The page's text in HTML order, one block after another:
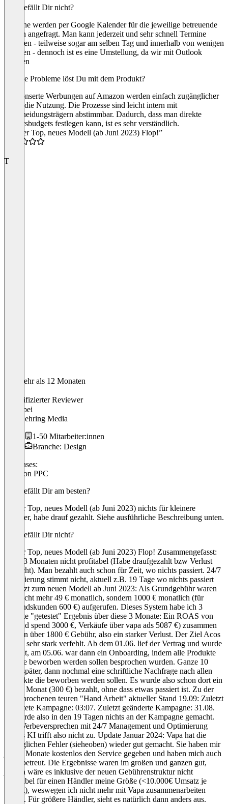
Was gefällt Dir nicht?
Termine werden per Google Kalender für die jeweilige betreuende
Person angefragt. Man kann jederzeit und sehr schnell Termine
ansetzen - teilweise sogar am selben Tag und innerhalb von wenigen
Stunden - dennoch ist es eine Umstellung, da wir mit Outlook
arbeiten
Welche Probleme löst Du mit dem Produkt?
Gesponserte Werbungen auf Amazon werden einfach zugänglicher
durch die Nutzung. Die Prozesse sind leicht intern mit
Entscheidungsträgern abstimmbar. Dadurch, dass man direkte
Monatsbudgets festlegen kann, ist es sehr verständlich.
“Früher Top, neues Modell (ab Juni 2023) Flop!”
T
Vor mehr als 12 Monaten
Verifizierter Reviewer
bei
Tim Dehring Media
1-50 Mitarbeiter:innen
Branche: Design
Use cases:
Amazon PPC
Was gefällt Dir am besten?
Früher Top, neues Modell (ab Juni 2023) nichts für kleinere
Händler, habe drauf gezahlt. Siehe ausführliche Beschreibung unten.
Was gefällt Dir nicht?
Früher Top, neues Modell (ab Juni 2023) Flop! Zusammengefasst:
Nach 3 Monaten nicht profitabel (Habe draufgezahlt bzw Verlust
gemacht). Man bezahlt auch schon für Zeit, wo nichts passiert. 24/7
Optimierung stimmt nicht, aktuell z.B. 19 Tage wo nichts passiert
ist. Jetzt zum neuen Modell ab Juni 2023: Als Grundgebühr waren
nun nicht mehr 49 € monatlich, sondern 1000 € monatlich (für
Bestandskunden 600 €) aufgerufen. Dieses System habe ich 3
Monate "getestet" Ergebnis über diese 3 Monate: Ein ROAS von
1,7 (Ad spend 3000 €, Verkäufe über vapa ads 5087 €) zusammen
mit den über 1800 € Gebühr, also ein starker Verlust. Der Ziel Acos
wurde sehr stark verfehlt. Ab dem 01.06. lief der Vertrag und wurde
gezahlt, am 05.06. war dann ein Onboarding, indem alle Produkte
welche beworben werden sollen besprochen wurden. Ganze 10
Tage später, dann nochmal eine schriftliche Nachfrage nach allen
Produkte die beworben werden sollen. Es wurde also schon dort ein
halber Monat (300 €) bezahlt, ohne dass etwas passiert ist. Zu der
angesprochenen teuren "Hand Arbeit" aktueller Stand 19.09: Zuletzt
gestartete Kampagne: 03:07. Zuletzt geänderte Kampagne: 31.08.
Es wurde also in den 19 Tagen nichts an der Kampagne gemacht.
Das Werbeversprechen mit 24/7 Management und Optimierung
mittels KI trifft also nicht zu. Update Januar 2024: Vapa hat die
anfänglichen Fehler (sieheoben) wieder gut gemacht. Sie haben mir
jetzt 3 Monate kostenlos den Service gegeben und haben mich auch
aktiv betreut. Die Ergebnisse waren im großen und ganzen gut,
jedoch wäre es inklusive der neuen Gebührenstruktur nicht
profitabel für einen Händler meine Größe (<10.000€ Umsatz je
Monat), weswegen ich nicht mehr mit Vapa zusammenarbeiten
werde. Für größere Händler, sieht es natürlich dann anders aus.